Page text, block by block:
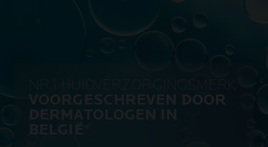
NR.1 HUIDVERZORGINGSMERK
VOORGESCHREVEN DOOR
DERMATOLOGEN IN
BELGIË